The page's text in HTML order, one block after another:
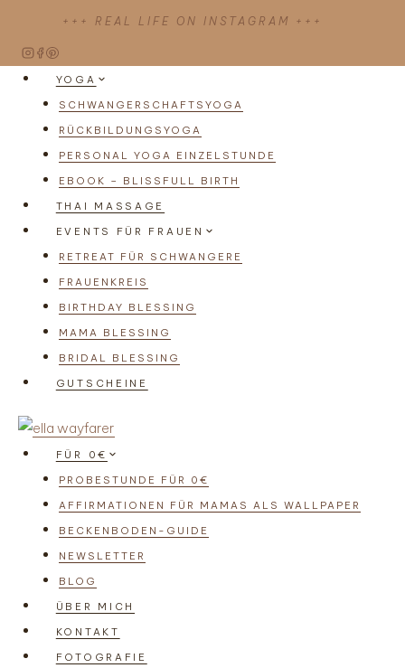
springen
+++ REAL LIFE ON INSTAGRAM +++
YOGA
SCHWANGERSCHAFTSYOGA
RÜCKBILDUNGSYOGA
PERSONAL YOGA EINZELSTUNDE
EBOOK – BLISSFULL BIRTH
THAI MASSAGE
EVENTS FÜR FRAUEN
RETREAT FÜR SCHWANGERE
FRAUENKREIS
BIRTHDAY BLESSING
MAMA BLESSING
BRIDAL BLESSING
GUTSCHEINE
FÜR 0€
PROBESTUNDE FÜR 0€
AFFIRMATIONEN FÜR MAMAS ALS WALLPAPER
BECKENBODEN-GUIDE
NEWSLETTER
BLOG
ÜBER MICH
KONTAKT
FOTOGRAFIE